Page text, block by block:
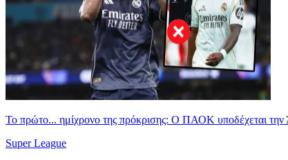
Το πρώτο... ημίχρονο της πρόκρισης: Ο ΠΑΟΚ υποδέχεται την
Super League